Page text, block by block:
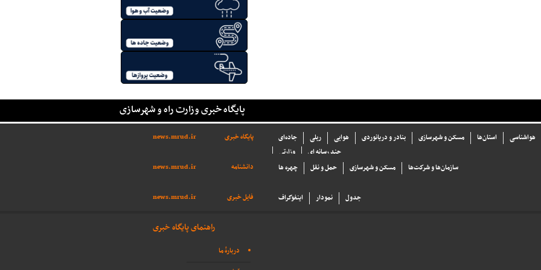
پایگاه خبری وزارت راه و شهرسازی
پایگاه خبری news.mrud.ir جاده‌ای ریلی هوایی بنادر و دریانوردی مسکن و شهرسازی استان‌ها
هواشناسی
وزارتی
چند رسانه ای
دانشنامه
news.mrud.ir چهره ها حمل و نقل مسکن و شهرسازی سازما‌ن‌ها و شركت‌ها
فایل خبری news.mrud.ir اینفوگراف نمودار جدول
راهنمای پایگاه خبری
دربارهٔ ما